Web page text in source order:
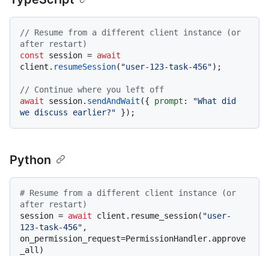
// Resume from a different client instance (or
after restart)
const session = await
client. resumeSession( "user-123-task-456");
// Continue where you left off
await session. sendAndWait ({ prompt :
"What did
we discuss earlier?"
Python
# Resume from a different client instance (or
after restart)
session = await client.resume_session( "user-
123-task-456" ,
on_permission_request=PermissionHandler.approve
_all)